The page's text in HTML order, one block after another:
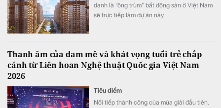
danh là “ông trùm” bất động sản ở Việt Nam
sẽ trực tiếp làm dự án này.
Thanh âm của đam mê và khát vọng tuổi trẻ chắp
cánh từ Liên hoan Nghệ thuật Quốc gia Việt Nam
2026
Tiêu điểm
Nối tiếp thành công của mùa giải đầu tiên,